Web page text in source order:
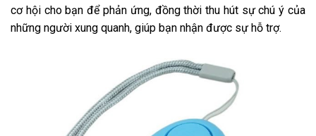
cơ hội cho bạn để phản ứng, đồng thời thu hút sự chú ý của
những người xung quanh, giúp bạn nhận được sự hỗ trợ.